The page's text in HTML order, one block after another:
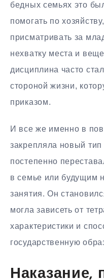
бедных семьях это
помогать по
присматривать за
нехватку места и
дисциплина часто
стороной жизни,
приказом.
И все же именно в
закрепляла новый тип
постепенно
в семье или будущим
занятия. Он
могла зависеть от
характеристики и
государственную
Наказание,